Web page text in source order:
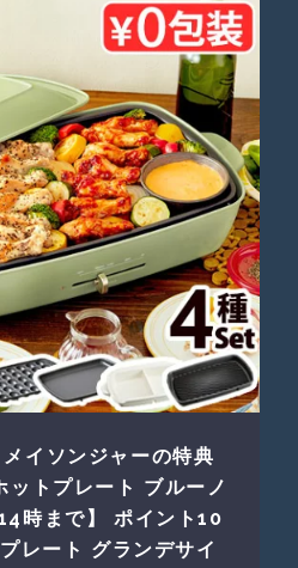
メイソンジャーの特典
ットプレート ブルーノ
時まで】 ポイント10
レート グランデサイ